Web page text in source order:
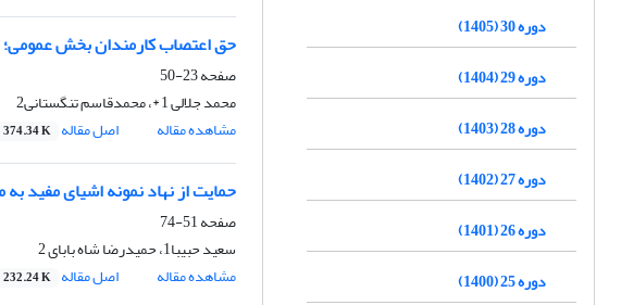
حق اعتصاب کارمندان بخش عمومی؛
صفحه23-50
محمد جلالی 1 *، محمدقاسم تنگستانی2
مشاهده مقاله
اصل مقاله 374.34 K
حمایت از نهاد نمونه اشیای مفید
صفحه51-74
سعید حبیبا1، حمیدرضا شاه بابای 2
مشاهده مقاله
اصل مقاله 232.24 K
دوره 30 (1405)
دوره 29 (1404)
دوره 28 (1403)
دوره 27 (1402)
دوره 26 (1401)
دوره 25 (1400)